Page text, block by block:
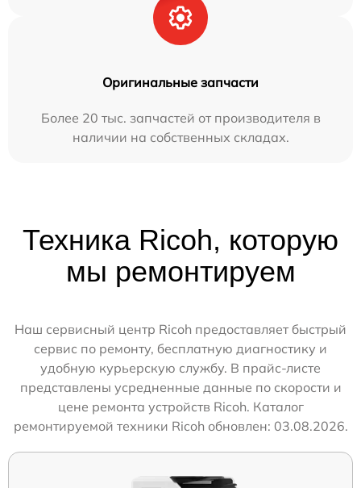
Оригинальные запчасти
Более 20 тыс. запчастей от производителя в
наличии на собственных складах.
Техника Ricoh, которую
мы ремонтируем
Наш сервисный центр Ricoh предоставляет быстрый
сервис по ремонту, бесплатную диагностику и
удобную курьерскую службу. В прайс-листе
представлены усредненные данные по скорости и
цене ремонта устройств Ricoh. Каталог
ремонтируемой техники Ricoh обновлен: 03.08.2026.